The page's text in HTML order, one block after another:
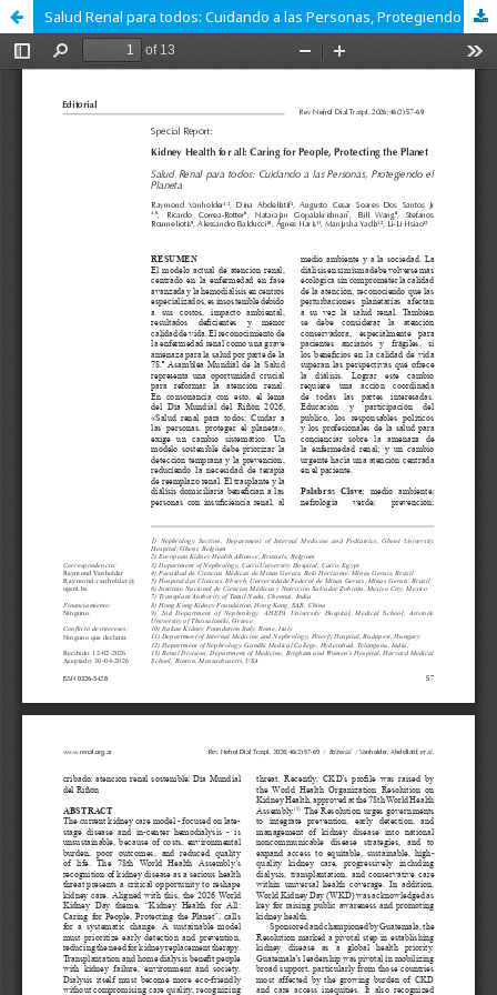
Salud Renal para todos: Cuidando a las Personas, Protegiendo el Planeta